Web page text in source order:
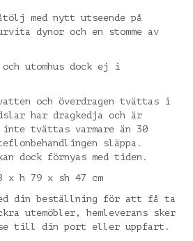
med nytt utseende på
dynor och en stomme av
utomhus dock ej i
och överdragen tvättas i
har dragkedja och är
tvättas varmare än 30
släppa.
dock förnyas med tiden.
x h 79 x sh 47 cm
din beställning för att få ta
utemöbler, hemleverans sker
till din port eller uppfart.